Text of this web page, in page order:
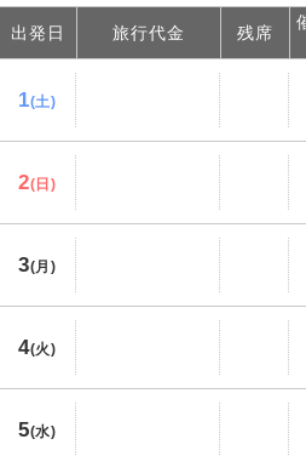
出発日 旅行代金 残席
1(土)
2(日)
3(月)
4(火)
5(水)